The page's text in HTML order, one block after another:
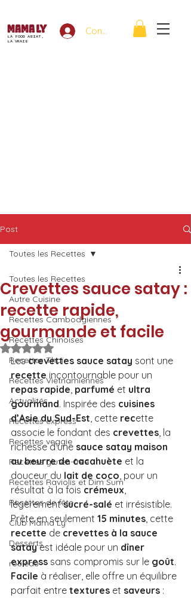
LA FOOD ASIAT,
LA VRAIE
Connexion
Post
Toutes les Recettes
Autre Cuisine
Recettes Cambodgiennes
Recettes Chinoises
Recettes Thaï
Recettes Vietnamiennes
Actualités
Recettes express
Recettes veggie
Recettes gluten-free
Recettes Raviolis et Dim Sum
Recettes de fête
Club Mama Ly
Desserts
rouleau
Toutes les Recettes
Crevettes sauce satay :
recette rapide,
gourmande et facile
Noté NaN étoiles sur 5.
Les crevettes sauce satay sont une
recette incontournable pour un
repas rapide, parfumé et ultra
gourmand. Inspirée des cuisines
d’Asie du Sud-Est, cette recette
associe le fondant des crevettes, la
richesse d’une sauce satay maison
au beurre de cacahuète et la
douceur du lait de coco, pour un
résultat à la fois crémeux,
légèrement sucré-salé et irrésistible.
Prête en seulement 15 minutes, cette
recette de crevettes à la sauce
satay est idéale pour un dîner
express sans compromis sur le goût.
Facile à réaliser, elle offre un équilibre
parfait entre textures et saveurs :